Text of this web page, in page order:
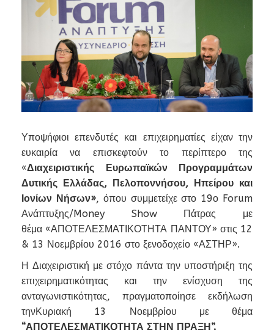
Υποψήφιοι επενδυτές και επιχειρηματίες είχαν την
ευκαιρία να επισκεφτούν το περίπτερο της
«Διαχειριστικής Ευρωπαϊκών Προγραμμάτων
Δυτικής Ελλάδας, Πελοποννήσου, Ηπείρου και
Ιονίων Νήσων», όπου συμμετείχε στο 19ο Forum
Ανάπτυξης/Money Show Πάτρας με
θέμα «ΑΠΟΤΕΛΕΣΜΑΤΙΚΟΤΗΤΑ ΠΑΝΤΟΥ» στις 12
& 13 Νοεμβρίου 2016 στο ξενοδοχείο «ΑΣΤΗΡ».
Η Διαχειριστική με στόχο πάντα την υποστήριξη της
επιχειρηματικότητας και την ενίσχυση της
ανταγωνιστικότητας, πραγματοποίησε εκδήλωση
τηνΚυριακή 13 Νοεμβρίου με θέμα
“ΑΠΟΤΕΛΕΣΜΑΤΙΚΟΤΗΤΑ ΣΤΗΝ ΠΡΑΞΗ”.